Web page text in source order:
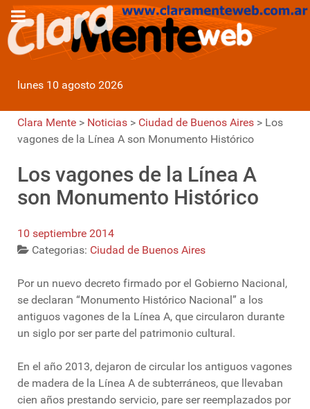
lunes 10 agosto 2026
Clara Mente > Noticias > Ciudad de Buenos Aires > Los
vagones de la Línea A son Monumento Histórico
Los vagones de la Línea A
son Monumento Histórico
10 septiembre 2014
Categorias: Ciudad de Buenos Aires
Por un nuevo decreto firmado por el Gobierno Nacional,
se declaran “Monumento Histórico Nacional” a los
antiguos vagones de la Línea A, que circularon durante
un siglo por ser parte del patrimonio cultural.
En el año 2013, dejaron de circular los antiguos vagones
de madera de la Línea A de subterráneos, que llevaban
cien años prestando servicio, pare ser reemplazados por